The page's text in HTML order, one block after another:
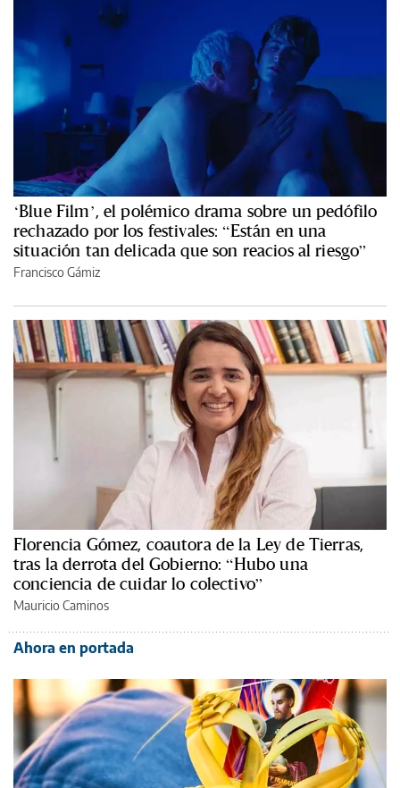
‘Blue Film’, el polémico drama sobre un pedófilo
rechazado por los festivales: “Están en una
situación tan delicada que son reacios al riesgo”
Francisco Gámiz
Florencia Gómez, coautora de la Ley de Tierras,
tras la derrota del Gobierno: “Hubo una
conciencia de cuidar lo colectivo”
Mauricio Caminos
Ahora en portada